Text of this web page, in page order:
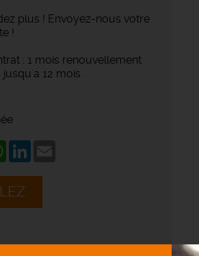
plus ! Envoyez-nous votre
!
: 1 mois renouvellement
12 mois .
WhatsApp
LinkedIn